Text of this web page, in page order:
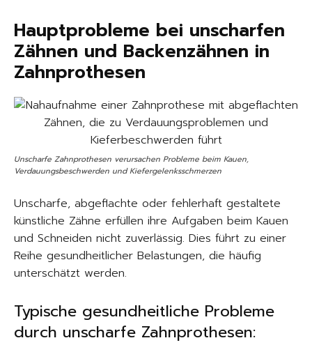
Hauptprobleme bei unscharfen
Zähnen und Backenzähnen in
Zahnprothesen
Unscharfe Zahnprothesen verursachen Probleme beim Kauen,
Verdauungsbeschwerden und Kiefergelenksschmerzen
Unscharfe, abgeflachte oder fehlerhaft gestaltete
künstliche Zähne erfüllen ihre Aufgaben beim Kauen
und Schneiden nicht zuverlässig. Dies führt zu einer
Reihe gesundheitlicher Belastungen, die häufig
unterschätzt werden.
Typische gesundheitliche Probleme
durch unscharfe Zahnprothesen: